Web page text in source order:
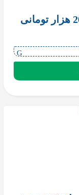
استایل مردانه بزن با تخفیف 200 هزار تومانی